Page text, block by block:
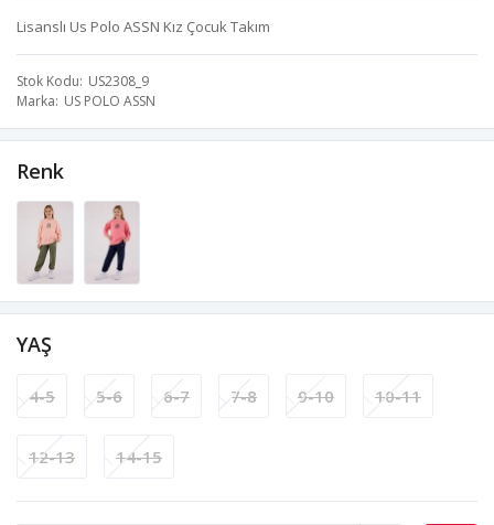
Lisanslı Us Polo ASSN Kız Çocuk Takım
Stok Kodu US2308_9
Marka US POLO ASSN
Renk
YAŞ
4-5 5-6 6-7 7-8 9-10 10-11
12-13 14-15